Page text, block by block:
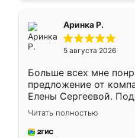
Аринка Р.
5 августа 2026
Больше всех мне
предложение от
Елены Сергеевой.
короткие сроки
для замера сотрудник
предложил по моему
Читать полностью